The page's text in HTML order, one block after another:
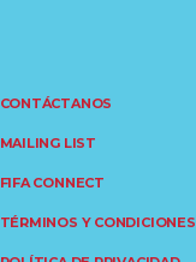
CONTÁCTANOS
MAILING LIST
FIFA CONNECT
TÉRMINOS Y CONDICIONES